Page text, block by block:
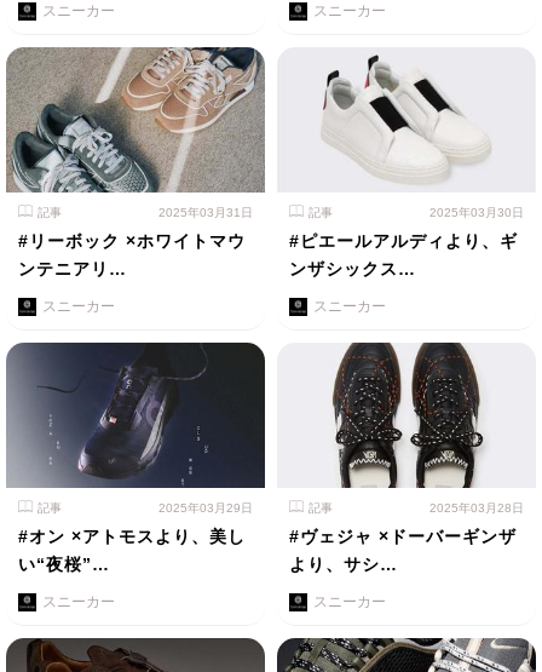
スニーカー スニーカー
記事 2025年03月31日
#リーボック ×ホワイトマウ
ンテニアリ…
スニーカー
記事 2025年03月30日
#ピエールアルディより、ギ
ンザシックス…
スニーカー
記事 2025年03月29日
#オン ×アトモスより、美し
い“夜桜”…
スニーカー
記事 2025年03月28日
#ヴェジャ ×ドーバーギンザ
より、サシ…
スニーカー